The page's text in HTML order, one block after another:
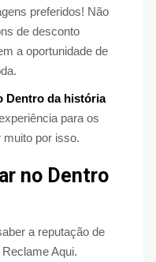
preferidos! Não
de desconto
a oportunidade de
Dentro da história
para os
por isso.
no Dentro
a reputação de
Aqui.